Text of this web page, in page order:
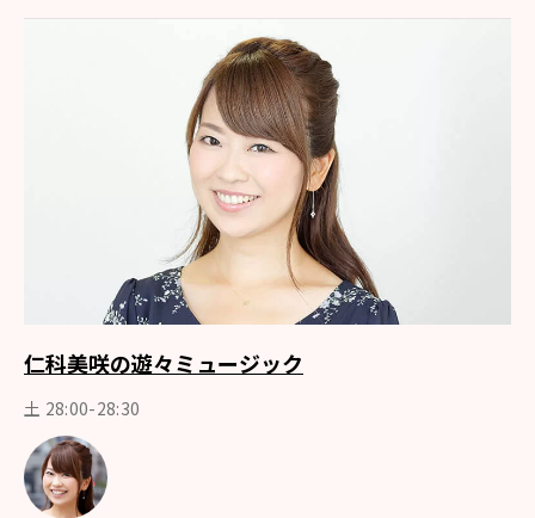
仁科美咲の遊々ミュージック
土 28:00-28:30